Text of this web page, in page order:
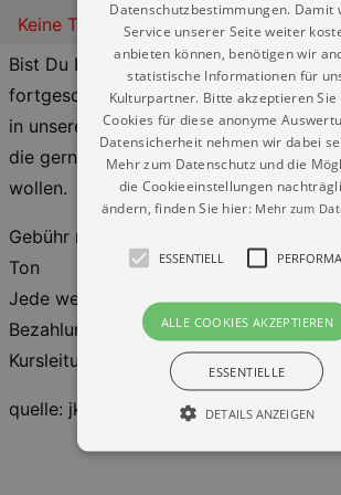
Keine Termine
Bist Du Kind oder erwachsen,
fortgeschritten im Umgang mit Ton?
in unserer Offenen Keramikwerkstatt
die gern ihre eigenen künstlerischen
wollen.
Gebühr max. 2 Stunden 10,00 €/
Ton
Jede weitere Stunde 5,00€
Bezahlung vor Ort und ausschließlich
Kursleitung Sandra Rosenstiel
quelle: jks-dresden.de
Datenschutzbestimmungen. Damit
Service unserer Seite weiter
anbieten können, benötigen wir
statistische Informationen für
Kulturpartner. Bitte akzeptieren Sie
Cookies für diese anonyme
Datensicherheit nehmen wir dabei
Mehr zum Datenschutz und die
die Cookieeinstellungen
ändern, finden Sie hier: Mehr zum
ESSENTIELL
ALLE COOKIES AKZEPTIEREN
ESSENTIELLE
DETAILS ANZEIGEN